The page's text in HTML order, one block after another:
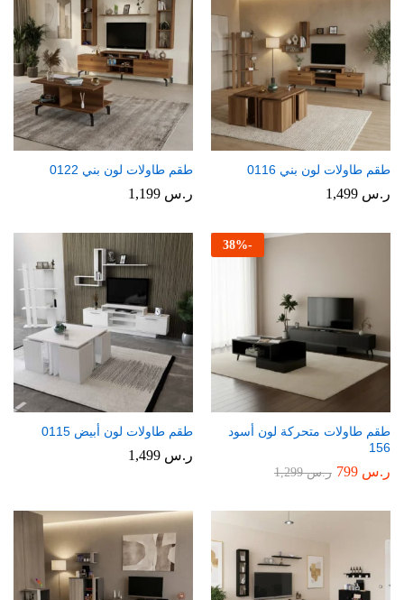
طقم طاولات لون بني 0116
ر.س
طقم طاولات لون بني 0122
ر.س
-
38%
طقم طاولات متحركة لون أسود
156
ر.س ر.س1,299
طقم طاولات لون أبيض 0115
ر.س